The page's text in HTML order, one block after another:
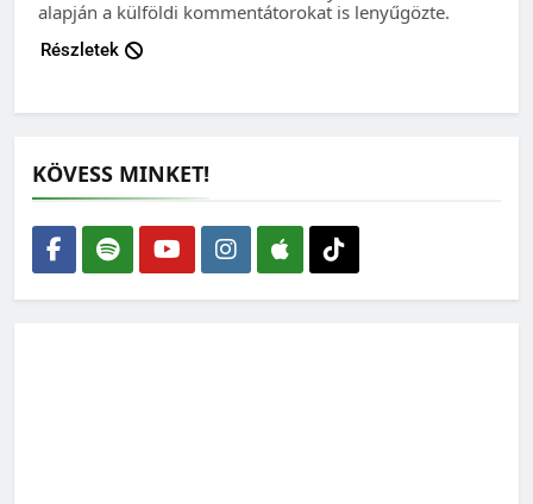
alapján a külföldi kommentátorokat is lenyűgözte.
Részletek
KÖVESS MINKET!